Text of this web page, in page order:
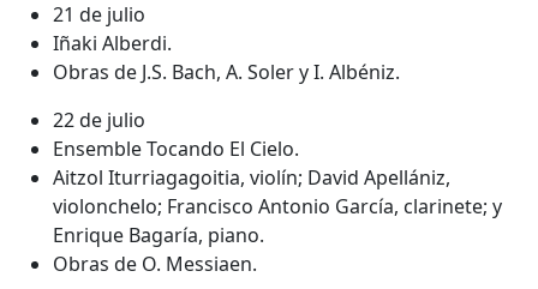
21 de julio
Iñaki Alberdi.
Obras de J.S. Bach, A. Soler y I. Albéniz.
22 de julio
Ensemble Tocando El Cielo.
Aitzol Iturriagagoitia, violín; David Apellániz,
violonchelo; Francisco Antonio García, clarinete; y
Enrique Bagaría, piano.
Obras de O. Messiaen.